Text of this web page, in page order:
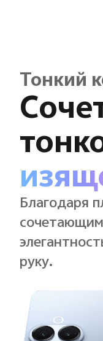
Тонкий
Благодаря
руку.